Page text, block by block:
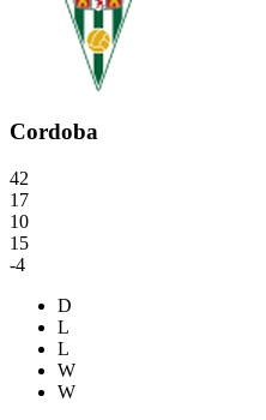
Cordoba
42
17
10
15
-4
D
L
L
W
W